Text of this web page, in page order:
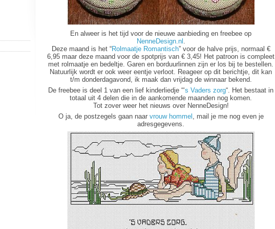
En alweer is het tijd voor de nieuwe aanbieding en freebee op
NenneDesign.nl .
Deze maand is het “Rolmaatje Romantisch” voor de halve prijs, normaal €
6,95 maar deze maand voor de spotprijs van € 3,45! Het patroon is compleet
met rolmaatje en bedeltje. Garen en borduurlinnen zijn er los bij te bestellen.
Natuurlijk wordt er ook weer eentje verloot. Reageer op dit berichtje, dit kan
t/m donderdagavond, ik maak dan vrijdag de winnaar bekend.
De freebee is deel 1 van een lief kinderliedje “‘s Vaders zorg“. Het bestaat in
totaal uit 4 delen die in de aankomende maanden nog komen.
Tot zover weer het nieuws over NenneDesign!
O ja, de postzegels gaan naar vrouw hommel , mail je me nog even je
adresgegevens.